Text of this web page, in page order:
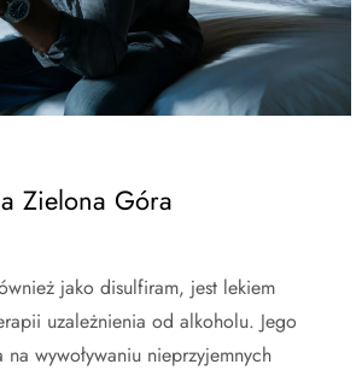
Zielona Góra
jako disulfiram, jest lekiem
uzależnienia od alkoholu. Jego
na wywoływaniu nieprzyjemnych